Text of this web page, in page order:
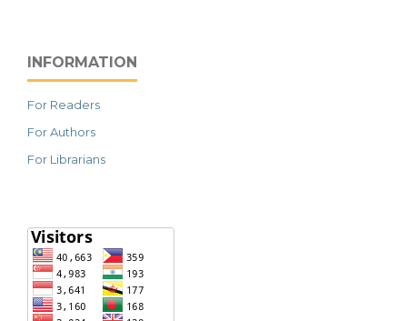
INFORMATION
For Readers
For Authors
For Librarians